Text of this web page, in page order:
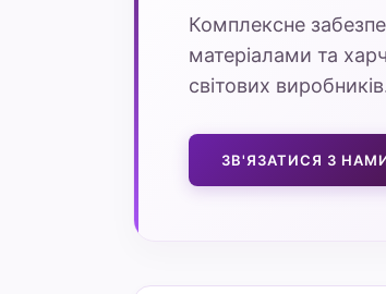
Комплексне
матеріалами та
світових
ЗВ'ЯЗАТИСЯ З